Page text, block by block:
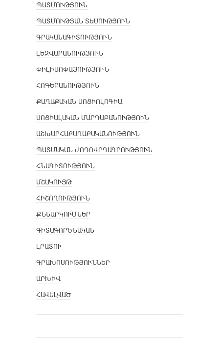
ՊԱՏՄՈՒԹՅՈՒՆ
ՊԱՏՄՈՒԹՅԱՆ ՏԵՍՈՒԹՅՈՒՆ
ԳՐԱԿԱՆԱԳԻՏՈՒԹՅՈՒՆ
ԼԵԶՎԱԲԱՆՈՒԹՅՈՒՆ
ՓԻԼԻՍՈՓԱՅՈՒԹՅՈՒՆ
ՀՈԳԵԲԱՆՈՒԹՅՈՒՆ
ՔԱՂԱՔԱԿԱՆ ՍՈՑԻՈԼՈԳԻԱ
ՍՈՑԻԱԼԱԿԱՆ ՄԱՐԴԱԲԱՆՈՒԹՅՈՒՆ
ԱՇԽԱՐՀԱՔԱՂԱՔԱԿԱՆՈՒԹՅՈՒՆ
ՊԱՏՄԱԿԱՆ ԺՈՂՈՎՐԴԱԳՐՈՒԹՅՈՒՆ
ՀՆԱԳԻՏՈՒԹՅՈՒՆ
ՄՇԱԿՈՒՅԹ
ՀԻՇՈՂՈՒԹՅՈՒՆ
ՔՆՆԱՐԿՈՒՄՆԵՐ
ԳԻՏԱԳՈՐԾՆԱԿԱՆ
ԼՐԱՏՈՒ
ԳՐԱԽՈՍՈՒԹՅՈՒՆՆԵՐ
ԱՐԽԻՎ
ՀԱՎԵԼՎԱԾ